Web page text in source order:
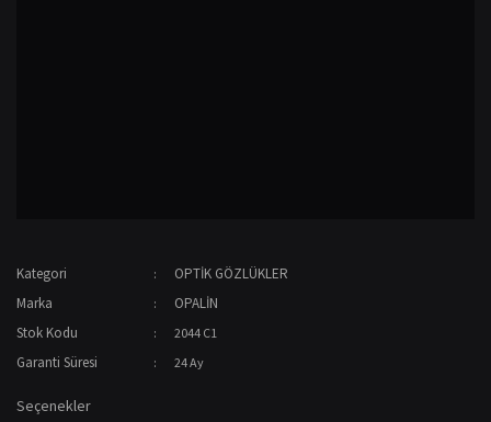
Kategori
OPTİK GÖZLÜKLER
Marka
OPALİN
Stok Kodu
2044 C1
Garanti Süresi 24 Ay
Seçenekler